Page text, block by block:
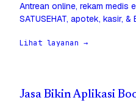
Antrean online, rekam medis
SATUSEHAT, apotek, kasir,
Lihat layanan →
Jasa Bikin Aplikasi